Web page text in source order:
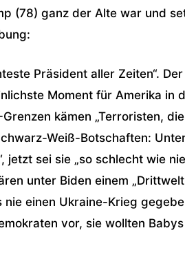
(78) ganz der Alte war und
Präsident aller Zeiten“.
Moment für Amerika in
kämen „Terroristen,
Weiß-Botschaften:
jetzt sei sie „so schlecht wie
unter Biden einem
einen Ukraine-Krieg
vor, sie wollten